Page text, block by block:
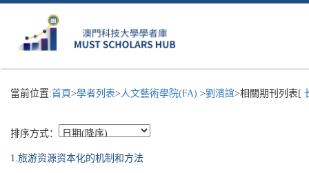
當前位置:首頁>學者列表>人文藝術學院(FA) >劉濱誼>相關期刊列表[
排序方式：
1.旅游资源资本化的机制和方法